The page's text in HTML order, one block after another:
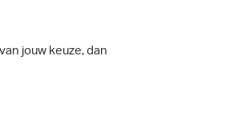
jouw keuze, dan